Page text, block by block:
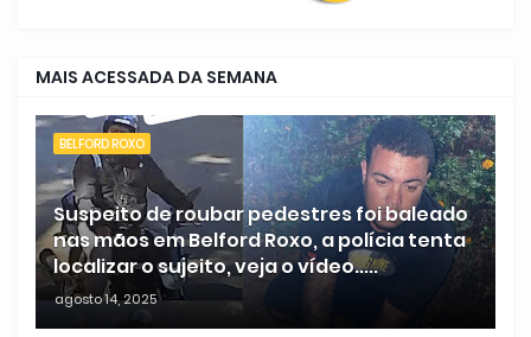
MAIS ACESSADA DA SEMANA
BELFORD ROXO
Suspeito de roubar pedestres foi baleado
nas mãos em Belford Roxo, a polícia tenta
localizar o sujeito, veja o vídeo.....
agosto 14, 2025